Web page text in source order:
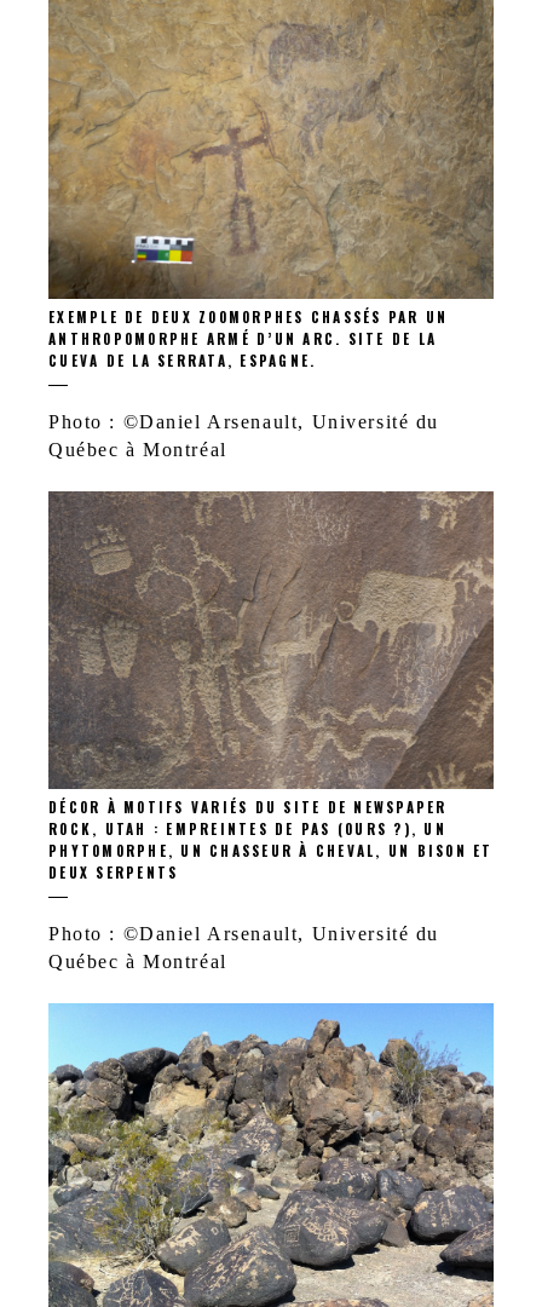
EXEMPLE DE DEUX ZOOMORPHES CHASSÉS PAR UN
ANTHROPOMORPHE ARMÉ D’UN ARC. SITE DE LA
CUEVA DE LA SERRATA, ESPAGNE.
Photo : ©Daniel Arsenault, Université du
Québec à Montréal
DÉCOR À MOTIFS VARIÉS DU SITE DE NEWSPAPER
ROCK, UTAH : EMPREINTES DE PAS (OURS ?), UN
PHYTOMORPHE, UN CHASSEUR À CHEVAL, UN BISON ET
DEUX SERPENTS
Photo : ©Daniel Arsenault, Université du
Québec à Montréal